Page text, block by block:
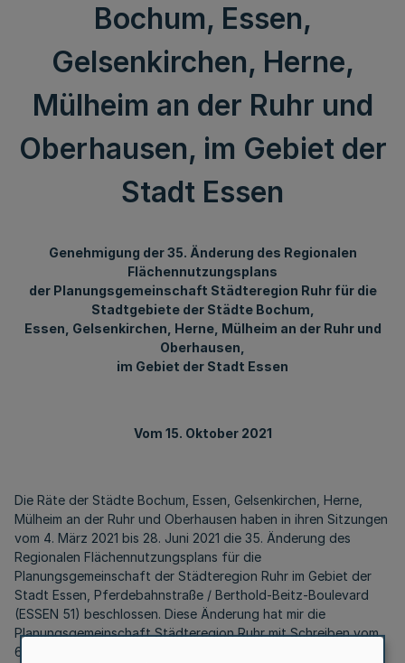
Bochum, Essen,
Gelsenkirchen, Herne,
Mülheim an der Ruhr und
Oberhausen, im Gebiet der
Stadt Essen
Genehmigung der 35. Änderung des Regionalen
Flächennutzungsplans
der Planungsgemeinschaft Städteregion Ruhr für die
Stadtgebiete der Städte Bochum,
Essen, Gelsenkirchen, Herne, Mülheim an der Ruhr und
Oberhausen,
im Gebiet der Stadt Essen
Vom 15. Oktober 2021
Die Räte der Städte Bochum, Essen, Gelsenkirchen, Herne,
Mülheim an der Ruhr und Ober­hausen haben in ihren Sitzungen
vom 4. März 2021 bis 28. Juni 2021 die 35. Änderung des
Regionalen Flächennutzungsplans für die
Planungsgemeinschaft der Städteregion Ruhr im Gebiet der
Stadt Essen, Pferdebahnstraße / Berthold-Beitz-Boulevard
(ESSEN 51) beschlossen. Diese Änderung hat mir die
Planungsgemeinschaft Städteregion Ruhr mit Schreiben vom
6. Juli 20201 – Aktenzeichen: 61-2-1 - gemäß § 41 Absatz 2